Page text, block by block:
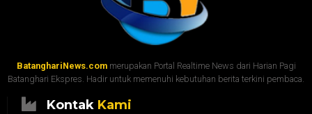
BatanghariNews.commerupakan Portal Realtime News dari Harian Pagi
Batanghari Ekspres. Hadir untuk memenuhi kebutuhan berita terkini pembaca.
Kontak Kami